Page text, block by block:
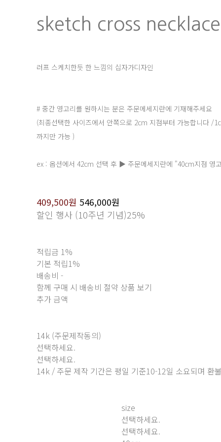
sketch cross necklace
러프 스케치한듯 한 느낌의 십자가디자인
# 중간 영고리를 원하시는 분은 주문메세지란에 기재해주세요
(최종선택한 사이즈에서 안쪽으로 2cm 지점부터 가능합니다 /
까지만 가능 )
ex : 옵션에서 42cm 선택 후 ▶ 주문메세지란에 "40cm지점 영
409,500원 546,000원
할인 행사 (10주년 기념)25%
적립금 1%
기본 적립1%
배송비 -
함께 구매 시 배송비 절약 상품 보기
추가 금액
14k (주문제작동의)
선택하세요.
선택하세요.
14k / 주문 제작 기간은 평일 기준10-12일 소요되며 환
size
선택하세요.
선택하세요.